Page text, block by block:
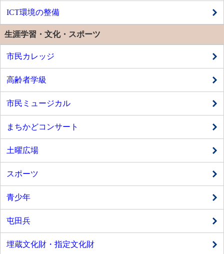
ICT環境の整備
生涯学習・文化・スポーツ
市民カレッジ
高齢者学級
市民ミュージカル
まちかどコンサート
土曜広場
スポーツ
青少年
屯田兵
埋蔵文化財・指定文化財